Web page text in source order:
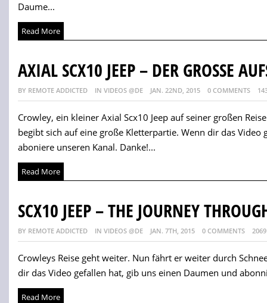
Daume...
Read More
AXIAL SCX10 JEEP – DER GROSSE
BY REMOTE ADDICTED IN VIDEOS @DE JAN. 22ND, 2015 0 COMMENTS
Crowley, ein kleiner Axial Scx10 Jeep auf seiner großen
begibt sich auf eine große Kletterpartie. Wenn dir das
aboniere unseren Kanal. Danke!...
Read More
SCX10 JEEP – THE JOURNEY
BY REMOTE ADDICTED IN VIDEOS @DE JAN. 7TH, 2015 0 COMMENTS
Crowleys Reise geht weiter. Nun fährt er weiter durch
dir das Video gefallen hat, gib uns einen Daumen und
Read More